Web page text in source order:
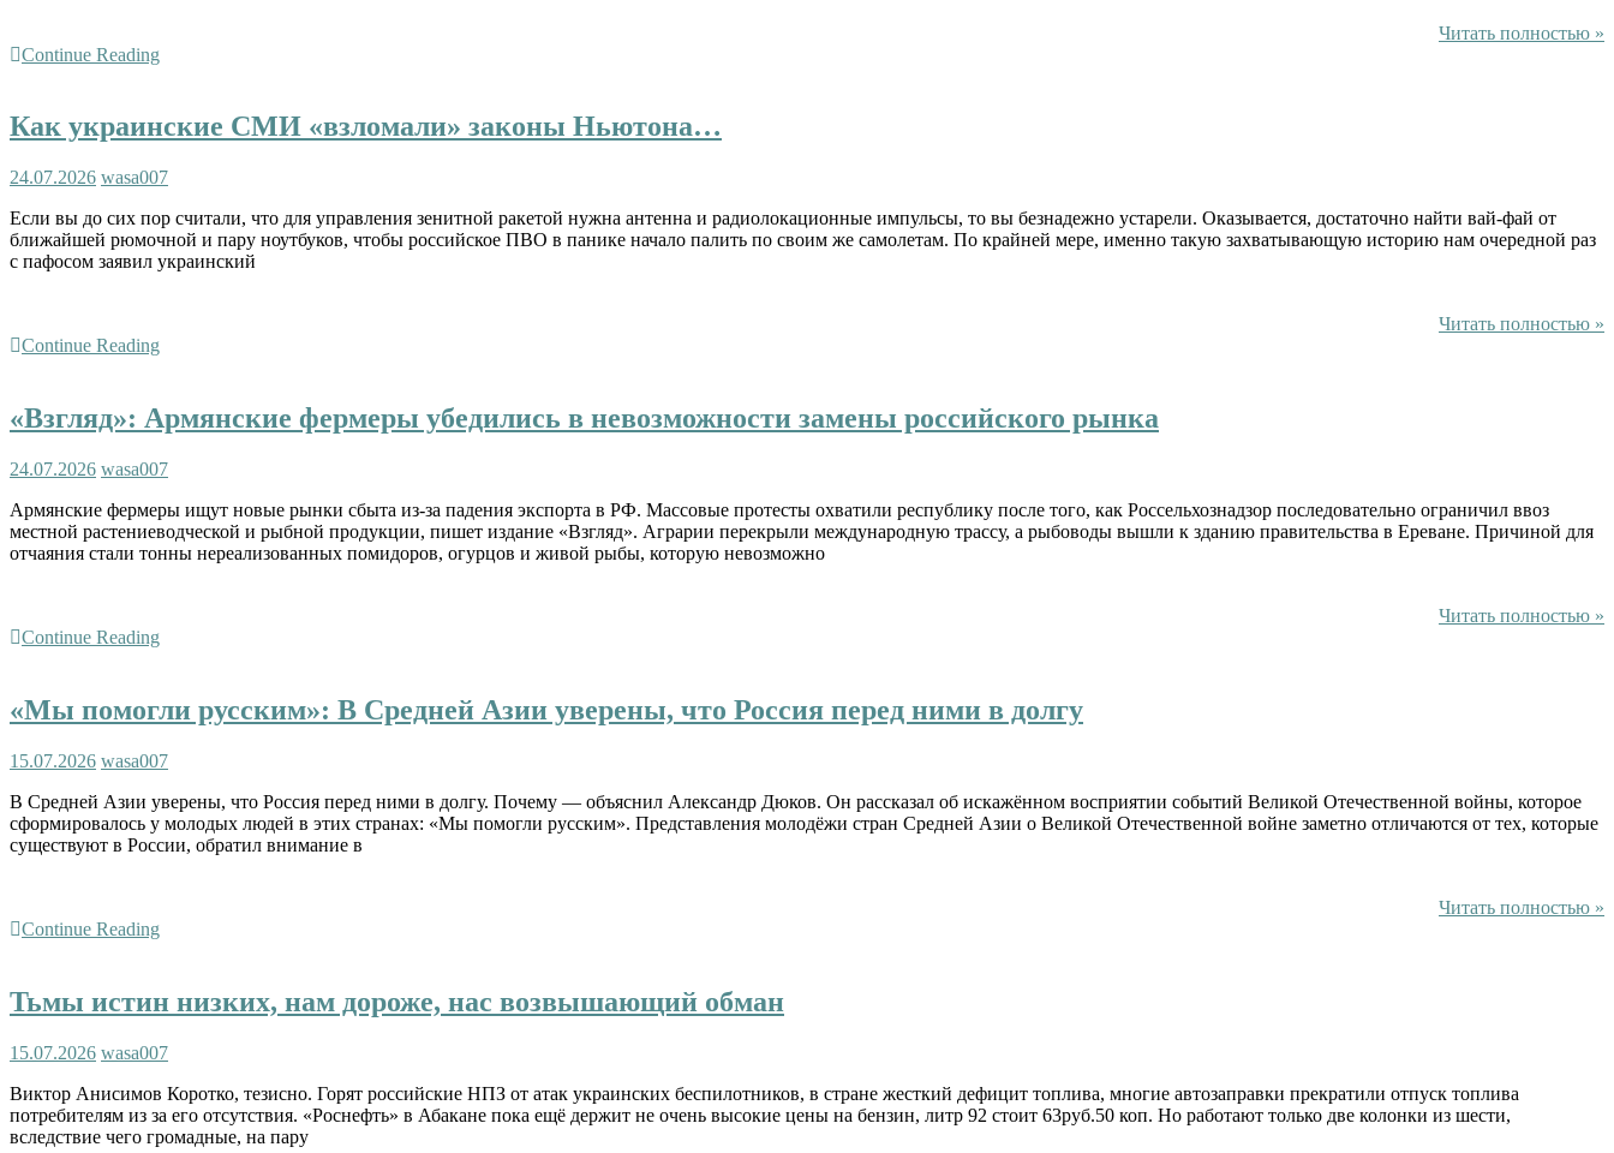
Читать полностью »
Continue Reading
Как украинские СМИ «взломали» законы Ньютона…
24.07.2026 wasa007
Если вы до сих пор считали, что для управления зенитной ракетой нужна антенна и радиолокационные импульсы, то вы безнадежно устарели. Оказывается, достаточно найти вай-фай от
ближайшей рюмочной и пару ноутбуков, чтобы российское ПВО в панике начало палить по своим же самолетам. По крайней мере, именно такую захватывающую историю нам очередной раз
с пафосом заявил украинский
Читать полностью »
Continue Reading
«Взгляд»: Армянские фермеры убедились в невозможности замены российского рынка
24.07.2026 wasa007
Армянские фермеры ищут новые рынки сбыта из-за падения экспорта в РФ. Массовые протесты охватили республику после того, как Россельхознадзор последовательно ограничил ввоз
местной растениеводческой и рыбной продукции, пишет издание «Взгляд». Аграрии перекрыли международную трассу, а рыбоводы вышли к зданию правительства в Ереване. Причиной для
отчаяния стали тонны нереализованных помидоров, огурцов и живой рыбы, которую невозможно
Читать полностью »
Continue Reading
«Мы помогли русским»: В Средней Азии уверены, что Россия перед ними в долгу
15.07.2026 wasa007
В Средней Азии уверены, что Россия перед ними в долгу. Почему — объяснил Александр Дюков. Он рассказал об искажённом восприятии событий Великой Отечественной войны, которое
сформировалось у молодых людей в этих странах: «Мы помогли русским». Представления молодёжи стран Средней Азии о Великой Отечественной войне заметно отличаются от тех, которые
существуют в России, обратил внимание в
Читать полностью »
Continue Reading
Тьмы истин низких, нам дороже, нас возвышающий обман
15.07.2026 wasa007
Виктор Анисимов Коротко, тезисно. Горят российские НПЗ от атак украинских беспилотников, в стране жесткий дефицит топлива, многие автозаправки прекратили отпуск топлива
потребителям из за его отсутствия. «Роснефть» в Абакане пока ещё держит не очень высокие цены на бензин, литр 92 стоит 63руб.50 коп. Но работают только две колонки из шести,
вследствие чего громадные, на пару